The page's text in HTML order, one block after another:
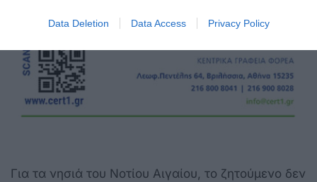
Data Deletion Data Access Privacy Policy
Για τα νησιά του Νοτίου Αιγαίου, το ζητούμενο δεν